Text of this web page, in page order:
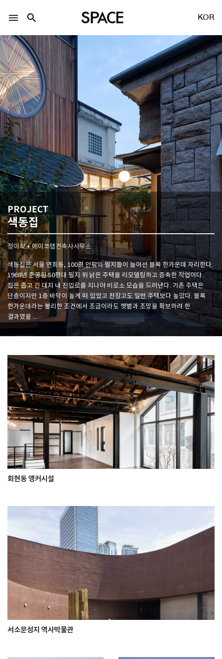
LOGIN
Facebook 로그인
Twitter 로그인
Naver 로그인
SPACE 소개
공지사항
기사문의
광고문의
Contact
menu search KOR
PROJECT
색동집
정이삭 + 에이코랩건축사사무소
색동집은 서울 연희동, 100평 안팎의 필지들이 늘어선 블록 한가운데 자리한다.
1968년 준공된 50평대 필지 위 낡은 주택을 리모델링하고 증축한 작업이다.
집은 좁고 긴 대지 내 진입로를 지나야 비로소 모습을 드러낸다. 기존 주택은
단층이지만 1층 바닥이 높게 떠 있었고 천장고도 일반 주택보다 높았다. 블록
한가운데라는 불리한 조건에서 조금이라도 햇볕과 조망을 확보하려 한
결과였을 ...
회현동 앵커시설
서소문성지 역사박물관